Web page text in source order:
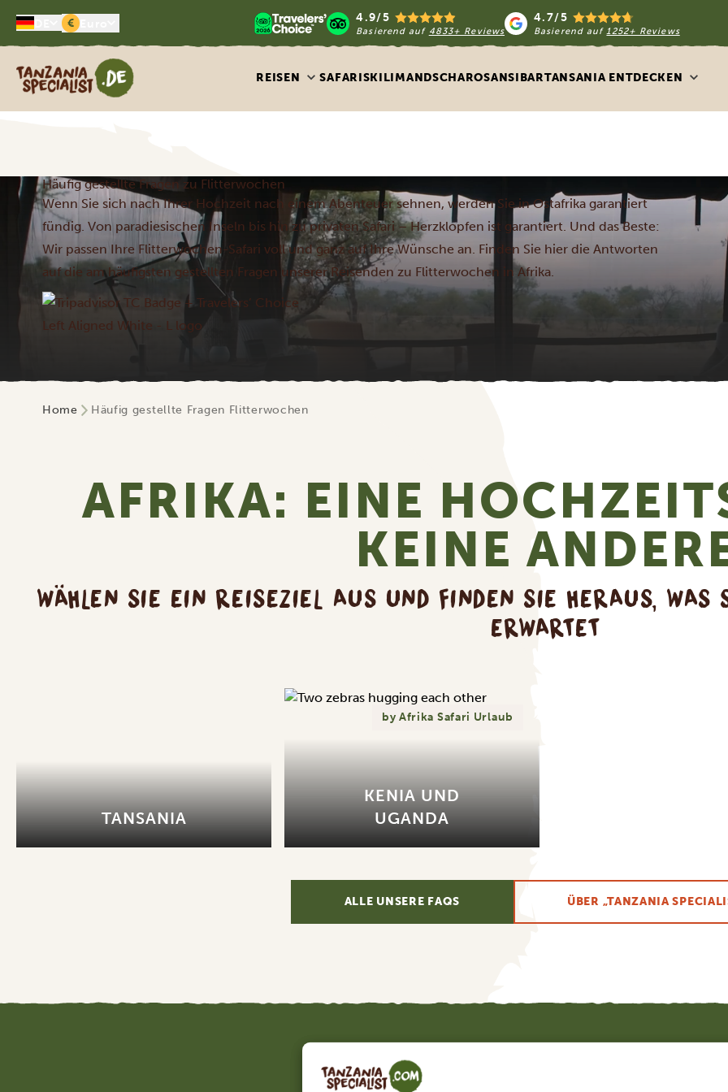
€ 4.9/5
Basierend auf 4833+ Reviews
4.7/5
Basierend auf1252+ Reviews
Tanzania Specialist
REISEN SAFARISKILIMANDSCHAROSANSIBARTANSANIA ENTDECKEN
Häufig gestellte Fragen zu Flitterwochen
Wenn Sie sich nach Ihrer Hochzeit nach einem Abenteuer sehnen, werden Sie in Ostafrika garantiert
fündig. Von paradiesischen Inseln bis hin zu privaten Safari – Herzklopfen ist garantiert. Und das Beste:
Wir passen Ihre Flitterwochen-Safari voll und ganz auf Ihre Wünsche an. Finden Sie hier die Antworten
auf die am häufigsten gestellten Fragen unserer Reisenden zu Flitterwochen in Afrika.
Home Häufig gestellte Fragen Flitterwochen
AFRIKA: EINE
KEINE
WÄHLEN SIE EIN REISEZIEL AUS UND FINDEN SIE HERAUS, WAS
ERWARTET
TANSANIA
by Afrika Safari Urlaub
KENIA UND
UGANDA
ALLE UNSERE FAQS ÜBER „TANZANIA